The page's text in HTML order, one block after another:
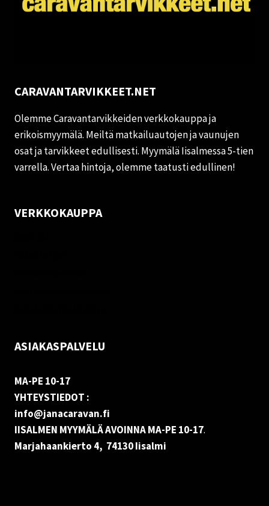
CARAVANTARVIKKEET.NET
Olemme Caravantarvikkeiden verkkokauppa ja
erikoismyymälä. Meiltä matkailuautojen ja vaunujen
osat ja tarvikkeet edullisesti. Myymälä Iisalmessa 5-tien
varrella. Vertaa hintoja, olemme taatusti edullinen!
VERKKOKAUPPA
ASIAKASPALVELU
MA-PE 10-17
YHTEYSTIEDOT :
info@janacaravan.fi
IISALMEN MYYMÄLÄ AVOINNA MA-PE 10-17.
Marjahaankierto 4, 74130 Iisalmi